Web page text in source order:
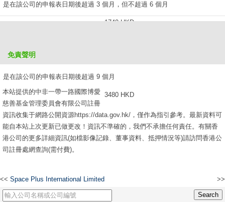
是在該公司的申報表日期後超過 3 個月，但不超過 6 個月
1740 HKD
是在該公司的申報表日期後超過 9 個月
3480 HKD
免責聲明
本站提供的中非一帶一路國際博愛
慈善基金管理委員會有限公司註冊
資訊收集于網路公開資源https://data.gov.hk/，僅作為指引參考。最新資料可
能自本站上次更新已做更改！資訊不準確的，我們不承擔任何責任。有關香
港公司的更多詳細資訊(如檔影像記錄、董事資料、抵押情況等)請訪問香港公
司註冊處網查詢(需付費)。
<< Space Plus International Limited >>